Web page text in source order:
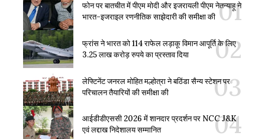
फोन पर बातचीत में पीएम मोदी और इजरायली पीएम नेतन्याहू ने
भारत-इजराइल रणनीतिक साझेदारी की समीक्षा की
फ्रांस ने भारत को 114 राफेल लड़ाकू विमान आपूर्ति के लिए
3.25 लाख करोड़ रुपये का प्रस्ताव दिया
लेफ्टिनेंट जनरल मोहित मल्होत्रा ने बठिंडा सैन्य स्टेशन पर
परिचालन तैयारियों की समीक्षा की
आईडीडीएससी 2026 में शानदार प्रदर्शन पर NCC J&K
एवं लद्दाख निदेशालय सम्मानित